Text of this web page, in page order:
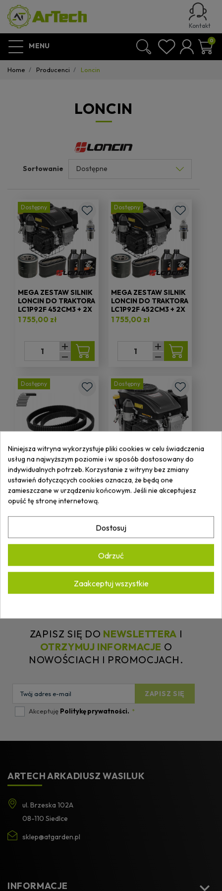
Kontakt
MENU
0
Home Producenci Loncin
LONCIN
Sortowanie
Dostępny
MEGA ZESTAW SILNIK
LONCIN DO TRAKTORA
LC1P92F 452CM3 + 2X
OLEJ 1,4L + FILTR
1 755,00 zł
Dostępny
MEGA ZESTAW SILNIK
LONCIN DO TRAKTORA
LC1P92F 452CM3 + 2X
OLEJ 1,4L + FILTR
1 755,00 zł
Dostępny
Pasek traktorka pas
napęd noży HONDA HF
2213 2216 2218 2417
TC102 35065600
74,99 zł
Dostępny
Silnik LONCIN LC1P92F
12,5KM 12,5HP do
traktorka pompa oleju
452CC 25,4MM
1 331,10 zł
ZAPISZ SIĘ DO NEWSLETTERA I
OTRZYMUJ INFORMACJE O
NOWOŚCIACH I PROMOCJACH.
Akceptuję Politykę prywatności. *
ARTECH ARKADIUSZ WASILUK
ul. Brzeska 102A
08-110 Siedlce
sklep@atgarden.pl
INFORMACJE
Niniejsza witryna wykorzystuje pliki cookies w celu świadczenia
usług na najwyższym poziomie i w sposób dostosowany do
indywidualnych potrzeb. Korzystanie z witryny bez zmiany
ustawień dotyczących cookies oznacza, że będą one
zamieszczane w urządzeniu końcowym. Jeśli nie akceptujesz
opuść tę stronę internetową.
Dostosuj
Odrzuć
Zaakceptuj wszystkie